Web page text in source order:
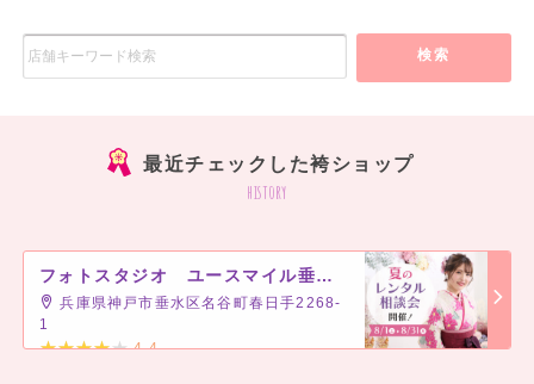
検索
最近チェックした袴ショップ
history
フォトスタジオ ユースマイル垂水店
兵庫県神戸市垂水区名谷町春日手2268-
1
4.4